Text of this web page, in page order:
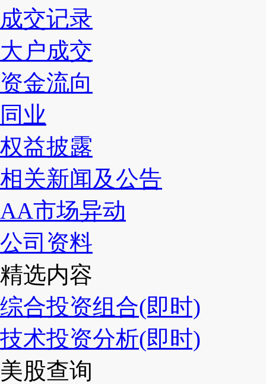
成交记录
大户成交
资金流向
同业
权益披露
相关新闻及公告
AA市场异动
公司资料
精选内容
综合投资组合(即时)
技术投资分析(即时)
美股查询